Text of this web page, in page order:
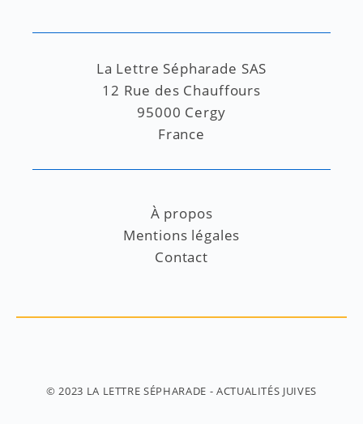
La Lettre Sépharade SAS
12 Rue des Chauffours
95000 Cergy
France
À propos
Mentions légales
Contact
© 2023 LA LETTRE SÉPHARADE - ACTUALITÉS JUIVES